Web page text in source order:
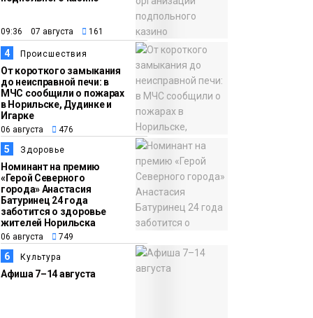
Образование
14:36
06 августа
Плато
Путорана
На плато Путорана
создадут систему
наблюдения за вечной
мерзлотой и очистят
территорию от мусора
09:36 07 августа 161
4 Происшествия
От короткого замыкания
до неисправной печи: в
МЧС сообщили о пожарах
в Норильске, Дудинке и
Игарке
06 августа 476
5 Здоровье
Номинант на премию
«Герой Северного
города» Анастасия
Батуринец 24 года
заботится о здоровье
жителей Норильска
06 августа 749
6 Культура
Афиша 7–14 августа